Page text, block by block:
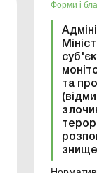
Форми і
та